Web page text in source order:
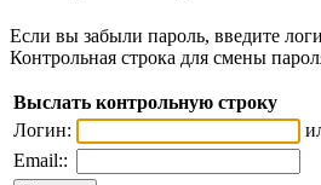
Если вы забыли пароль, введите
Контрольная строка для смены
Выслать контрольную строку
Логин:
Email::